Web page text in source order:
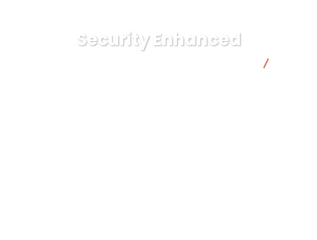
Security Enhanced